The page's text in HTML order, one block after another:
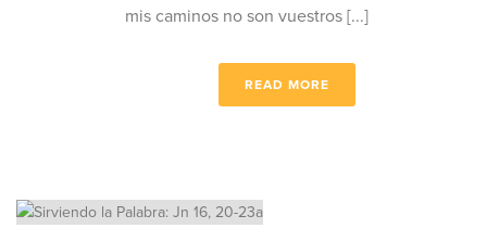
mis caminos no son vuestros [...]
READ MORE